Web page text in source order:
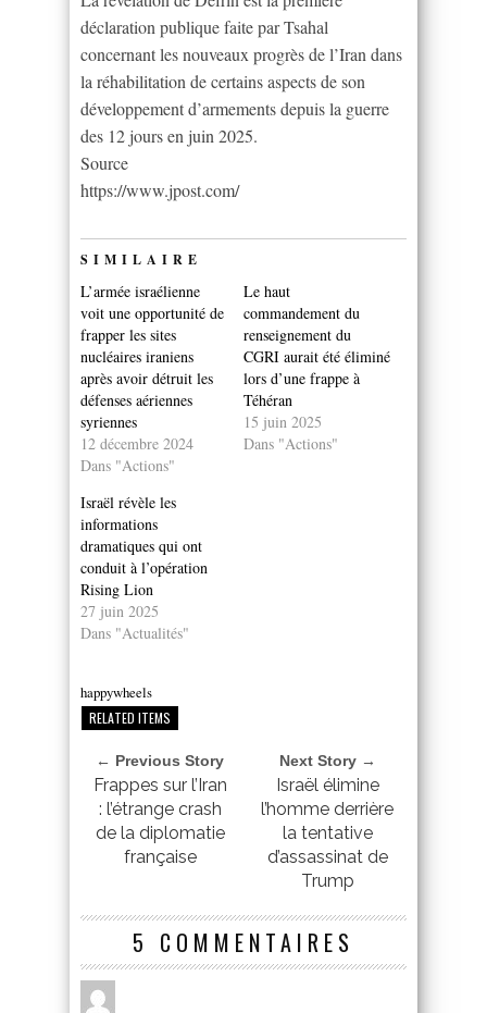
déclaration publique faite par Tsahal
concernant les nouveaux progrès de l’Iran dans
la réhabilitation de certains aspects de son
développement d’armements depuis la guerre
des 12 jours en juin 2025.
Source
https://www.jpost.com/
SIMILAIRE
L’armée israélienne
voit une opportunité de
frapper les sites
nucléaires iraniens
après avoir détruit les
défenses aériennes
syriennes
12 décembre 2024
Dans "Actions"
Le haut
commandement du
renseignement du
CGRI aurait été éliminé
lors d’une frappe à
Téhéran
15 juin 2025
Dans "Actions"
Israël révèle les
informations
dramatiques qui ont
conduit à l’opération
Rising Lion
27 juin 2025
Dans "Actualités"
happywheels
RELATED ITEMS
← Previous Story
Frappes sur l’Iran
: l’étrange crash
de la diplomatie
française
Next Story →
Israël élimine
l’homme derrière
la tentative
d’assassinat de
Trump
5 COMMENTAIRES